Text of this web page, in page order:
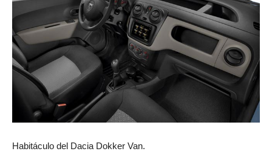
Habitáculo del Dacia Dokker Van.